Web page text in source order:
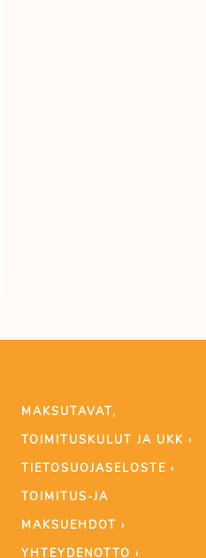
MAKSUTAVAT,
TOIMITUSKULUT JA UKK ›
TIETOSUOJASELOSTE ›
TOIMITUS-JA
MAKSUEHDOT ›
YHTEYDENOTTO ›